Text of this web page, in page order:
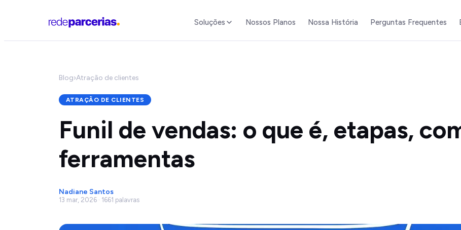
Soluções Nossos Planos Nossa História Perguntas Frequentes
Blog›Atração de clientes
ATRAÇÃO DE CLIENTES
Funil de vendas: o que é, etapas,
ferramentas
Nadiane Santos
13 mar, 2026 · 1661 palavras